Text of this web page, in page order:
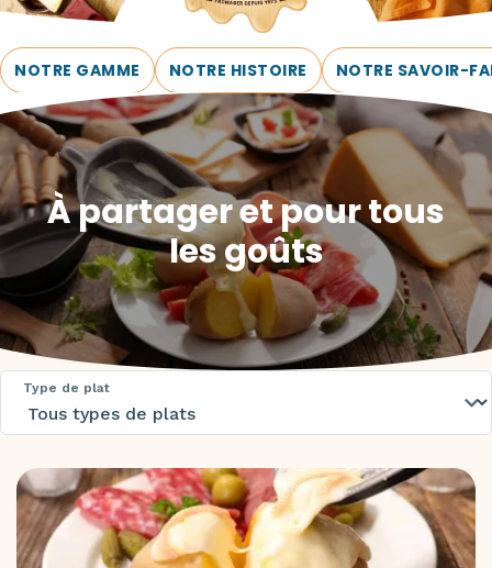
NOTRE GAMME NOTRE HISTOIRE NOTRE SAVOIR-
À partager et pour tous
les goûts
Type de plat